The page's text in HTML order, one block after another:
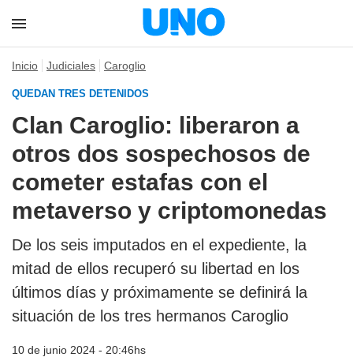
Inicio Judiciales Caroglio
QUEDAN TRES DETENIDOS
Clan Caroglio: liberaron a
otros dos sospechosos de
cometer estafas con el
metaverso y criptomonedas
De los seis imputados en el expediente, la
mitad de ellos recuperó su libertad en los
últimos días y próximamente se definirá la
situación de los tres hermanos Caroglio
10 de junio 2024 - 20:46hs